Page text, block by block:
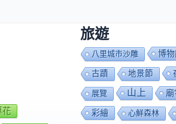
花
旅遊
八里城市沙雕 博
古蹟 地景節
展覽 山上
彩繪 心鮮森林